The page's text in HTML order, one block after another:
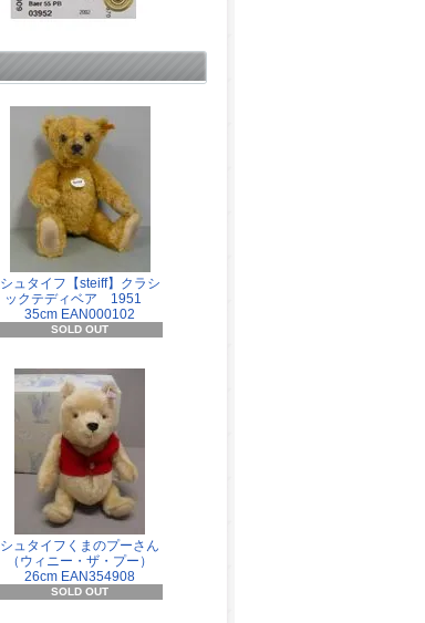
シュタイフ【steiff】クラシ
ックテディベア 1951
35cm EAN000102
SOLD OUT
シュタイフくまのプーさん
（ウィニー・ザ・プー）
26cm EAN354908
SOLD OUT